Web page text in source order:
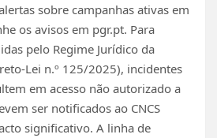
sobre campanhas ativas em
os avisos em pgr.pt. Para
pelo Regime Jurídico da
Lei n.º 125/2025), incidentes
em acesso não autorizado a
ser notificados ao CNCS
significativo. A linha de